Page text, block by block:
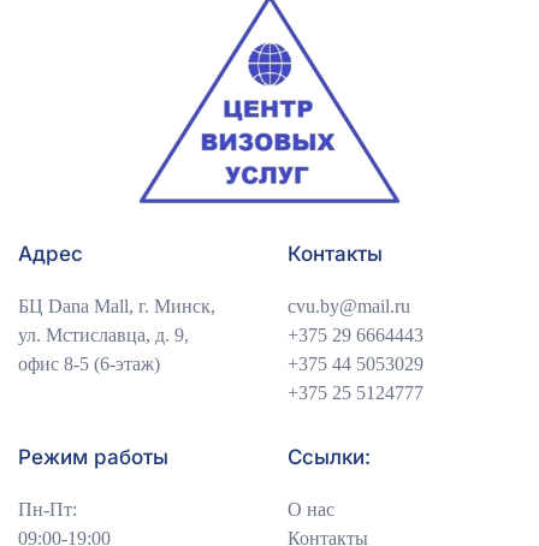
Адрес
БЦ Dana Mall, г. Минск,
ул. Мстиславца, д. 9,
офис 8-5 (6-этаж)
Контакты
cvu.by@mail.ru
+375 29 6664443
+375 44 5053029
+375 25 5124777
Режим работы
Пн-Пт:
09:00-19:00
Ссылки:
О нас
Контакты